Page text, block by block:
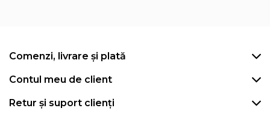
Comenzi, livrare și plată
Contul meu de client
Retur și suport clienți